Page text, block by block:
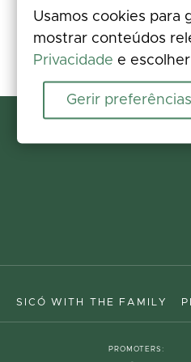
SICÓ WITH THE FAMILY
PROMOTERS:
Usamos cookies para
mostrar conteúdos
Privacidade e
Gerir preferências